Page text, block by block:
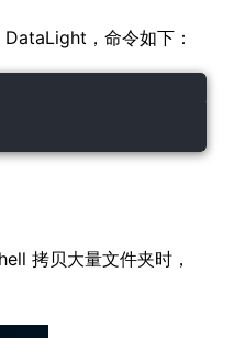
，命令如下：
拷贝大量文件夹时，